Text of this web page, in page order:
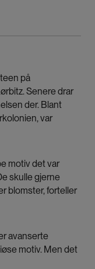
på
Senere drar
der. Blant
var
motiv det var
skulle gjerne
blomster, forteller
avanserte
motiv. Men det